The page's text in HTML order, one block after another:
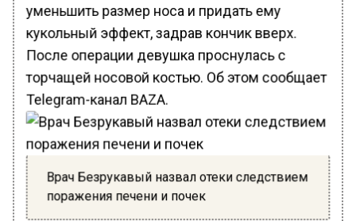
уменьшить размер носа и придать ему
кукольный эффект, задрав кончик вверх.
После операции девушка проснулась с
торчащей носовой костью. Об этом сообщает
Telegram-канал BAZA.
Врач Безрукавый назвал отеки следствием
поражения печени и почек